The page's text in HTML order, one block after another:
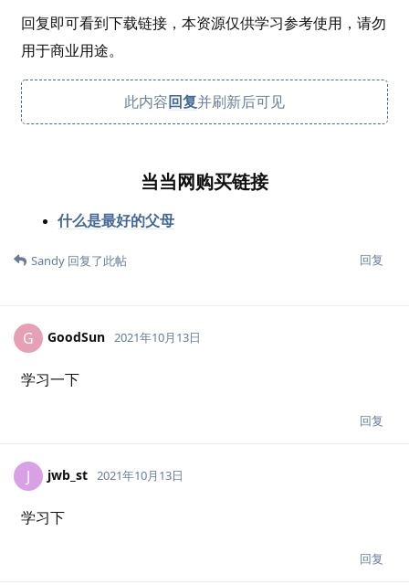
回复即可看到下载链接，本资源仅供学习参考使用，请勿
用于商业用途。
此内容 回复并刷新后可见
当当网购买链接
什么是最好的父母
回复
Sandy 回复了此帖
G GoodSun 2021年10月13日
学习一下
回复
J jwb_st 2021年10月13日
学习下
回复